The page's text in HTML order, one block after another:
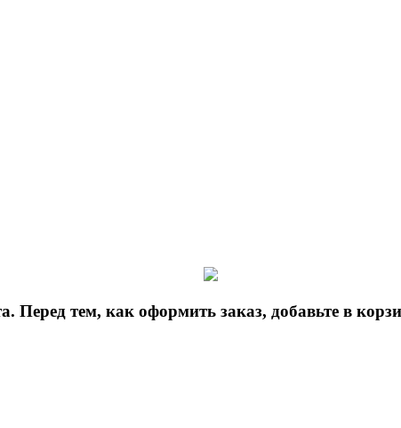
Перед тем, как оформить заказ, добавьте в